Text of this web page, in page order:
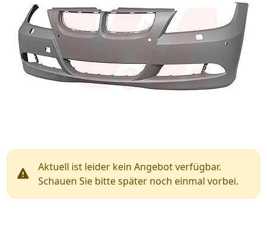
Aktuell ist leider kein Angebot verfügbar.
Schauen Sie bitte später noch einmal vorbei.